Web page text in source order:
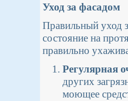
Уход за фасадом
Правильный уход
состояние на
правильно
Регулярная
других
моющее